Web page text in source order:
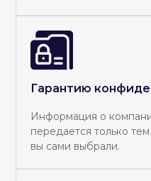
Гарантию
Информация о
передается только
вы сами выбрали.